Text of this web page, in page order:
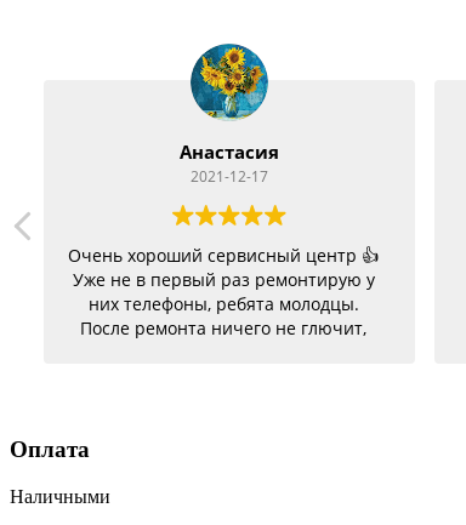
Анастасия
2021-12-17
Очень хороший сервисный центр 👍
Уже не в первый раз ремонтирую у
них телефоны, ребята молодцы.
После ремонта ничего не глючит,
исправили, заряд пошёл. Спасибо
Оплата
Наличными